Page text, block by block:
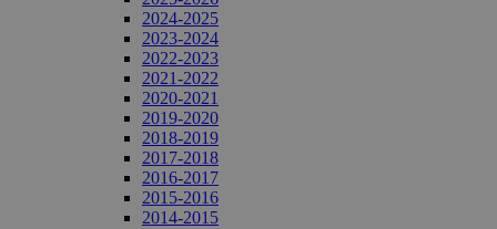
2024-2025
2023-2024
2022-2023
2021-2022
2020-2021
2019-2020
2018-2019
2017-2018
2016-2017
2015-2016
2014-2015